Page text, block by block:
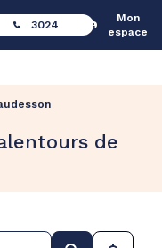
3024
Mon
espace
de